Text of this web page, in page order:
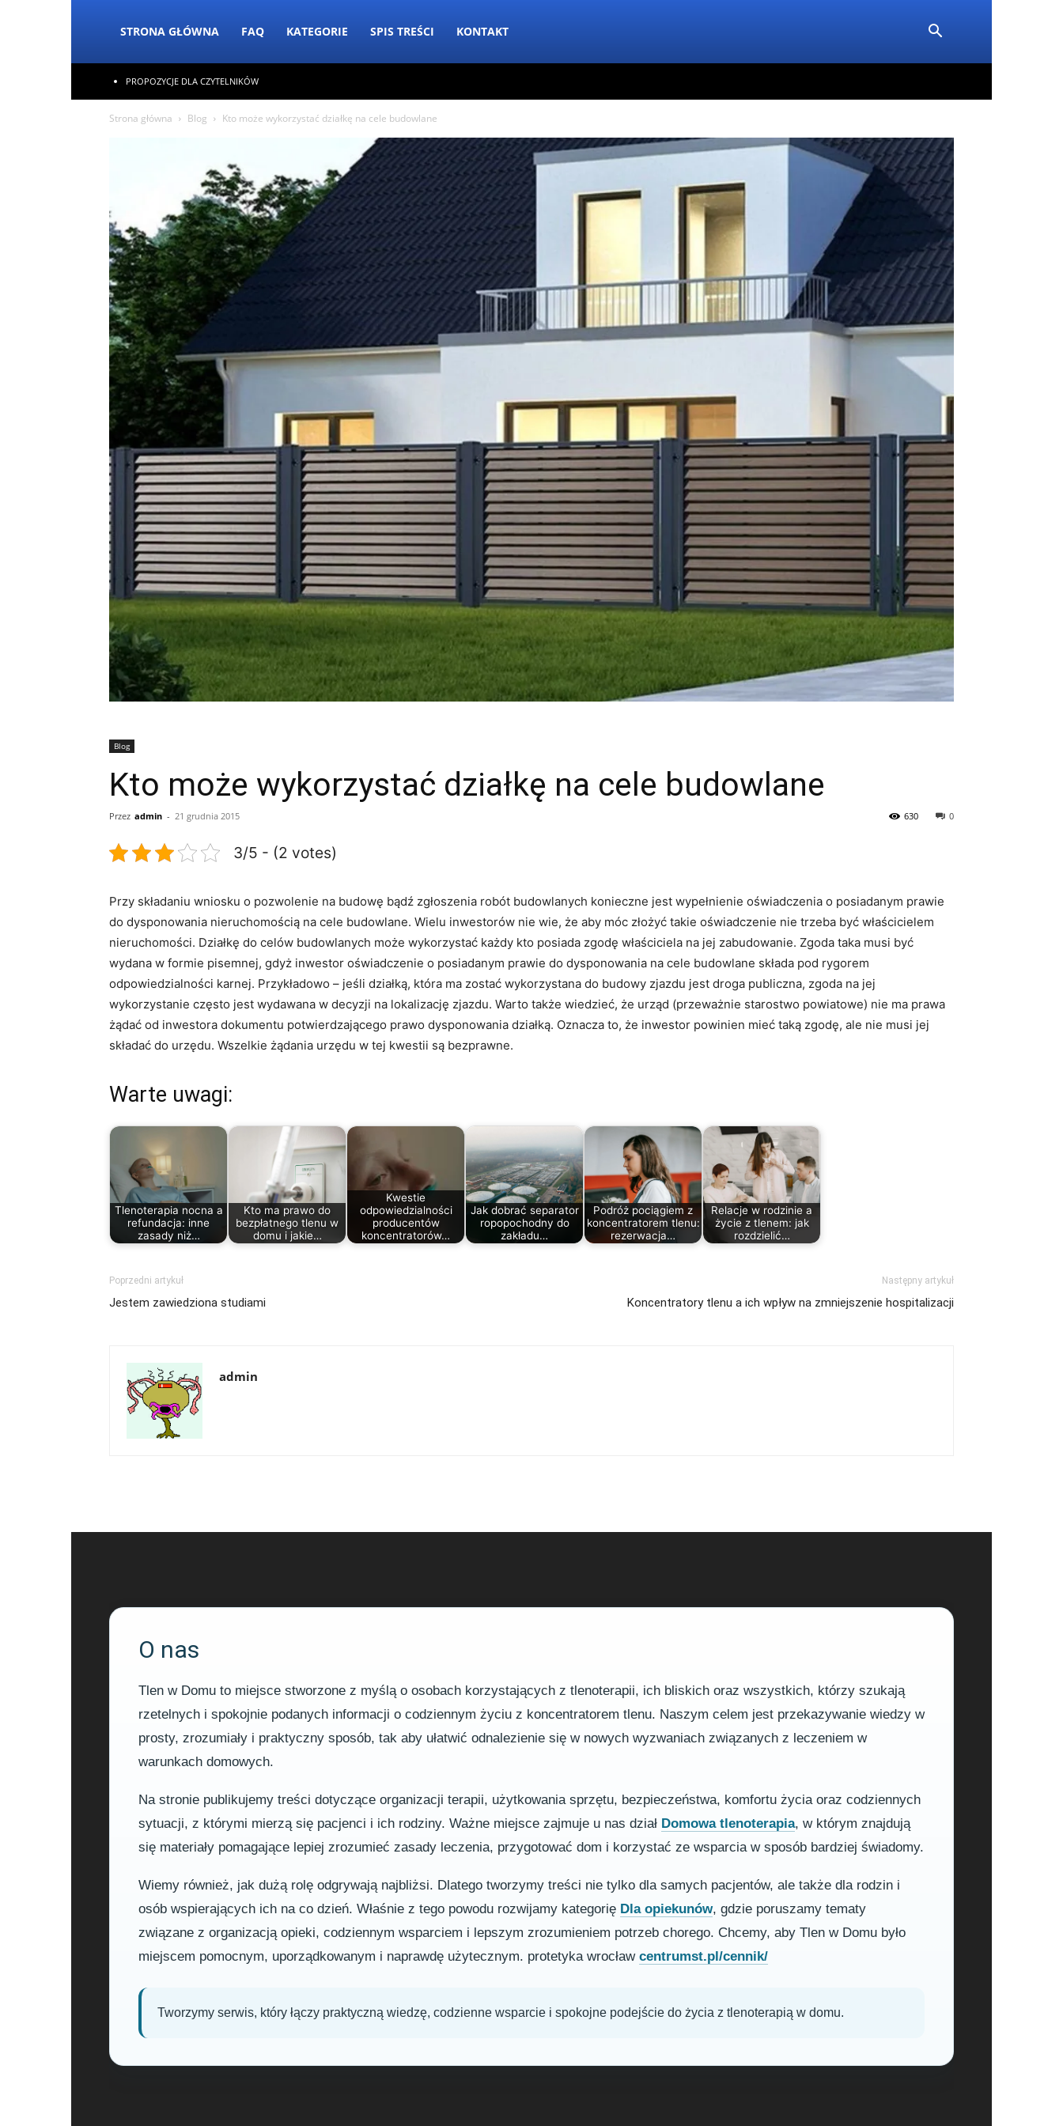
STRONA GŁÓWNA FAQ KATEGORIE SPIS TREŚCI KONTAKT
PROPOZYCJE DLA CZYTELNIKÓW
Strona główna Blog Kto może wykorzystać działkę na cele budowlane
Blog
Kto może wykorzystać działkę na cele budowlane
Przez admin - 21 grudnia 2015 0
630
3/5 - (2 votes)
Przy składaniu wniosku o pozwolenie na budowę bądź zgłoszenia robót budowlanych konieczne jest wypełnienie oświadczenia o posiadanym prawie
do dysponowania nieruchomością na cele budowlane. Wielu inwestorów nie wie, że aby móc złożyć takie oświadczenie nie trzeba być właścicielem
nieruchomości. Działkę do celów budowlanych może wykorzystać każdy kto posiada zgodę właściciela na jej zabudowanie. Zgoda taka musi być
wydana w formie pisemnej, gdyż inwestor oświadczenie o posiadanym prawie do dysponowania na cele budowlane składa pod rygorem
odpowiedzialności karnej. Przykładowo – jeśli działką, która ma zostać wykorzystana do budowy zjazdu jest droga publiczna, zgoda na jej
wykorzystanie często jest wydawana w decyzji na lokalizację zjazdu. Warto także wiedzieć, że urząd (przeważnie starostwo powiatowe) nie ma prawa
żądać od inwestora dokumentu potwierdzającego prawo dysponowania działką. Oznacza to, że inwestor powinien mieć taką zgodę, ale nie musi jej
składać do urzędu. Wszelkie żądania urzędu w tej kwestii są bezprawne.
Warte uwagi:
Tlenoterapia nocna a
refundacja: inne
zasady niż…
Kto ma prawo do
bezpłatnego tlenu w
domu i jakie…
Kwestie
odpowiedzialności
producentów
koncentratorów…
Jak dobrać separator
ropopochodny do
zakładu…
Podróż pociągiem z
koncentratorem tlenu:
rezerwacja…
Relacje w rodzinie a
życie z tlenem: jak
rozdzielić…
Poprzedni artykuł
Jestem zawiedziona studiami
Następny artykuł
Koncentratory tlenu a ich wpływ na zmniejszenie hospitalizacji
admin
O nas
Tlen w Domu to miejsce stworzone z myślą o osobach korzystających z tlenoterapii, ich bliskich oraz wszystkich, którzy szukają
rzetelnych i spokojnie podanych informacji o codziennym życiu z koncentratorem tlenu. Naszym celem jest przekazywanie wiedzy w
prosty, zrozumiały i praktyczny sposób, tak aby ułatwić odnalezienie się w nowych wyzwaniach związanych z leczeniem w
warunkach domowych.
Na stronie publikujemy treści dotyczące organizacji terapii, użytkowania sprzętu, bezpieczeństwa, komfortu życia oraz codziennych
sytuacji, z którymi mierzą się pacjenci i ich rodziny. Ważne miejsce zajmuje u nas dział Domowa tlenoterapia, w którym znajdują
się materiały pomagające lepiej zrozumieć zasady leczenia, przygotować dom i korzystać ze wsparcia w sposób bardziej świadomy.
Wiemy również, jak dużą rolę odgrywają najbliżsi. Dlatego tworzymy treści nie tylko dla samych pacjentów, ale także dla rodzin i
osób wspierających ich na co dzień. Właśnie z tego powodu rozwijamy kategorię Dla opiekunów, gdzie poruszamy tematy
związane z organizacją opieki, codziennym wsparciem i lepszym zrozumieniem potrzeb chorego. Chcemy, aby Tlen w Domu było
miejscem pomocnym, uporządkowanym i naprawdę użytecznym. protetyka wrocław centrumst.pl/cennik/
Tworzymy serwis, który łączy praktyczną wiedzę, codzienne wsparcie i spokojne podejście do życia z tlenoterapią w domu.